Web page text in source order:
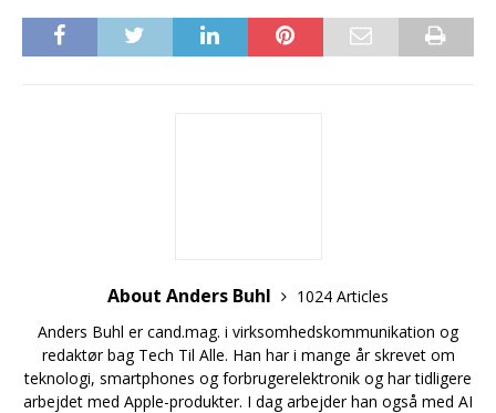
About Anders Buhl
1024 Articles
Anders Buhl er cand.mag. i virksomhedskommunikation og
redaktør bag Tech Til Alle. Han har i mange år skrevet om
teknologi, smartphones og forbrugerelektronik og har tidligere
arbejdet med Apple-produkter. I dag arbejder han også med AI